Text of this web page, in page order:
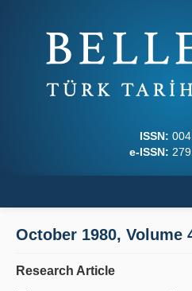
ISSN:
e-ISSN:
October 1980, Volume
Research Article